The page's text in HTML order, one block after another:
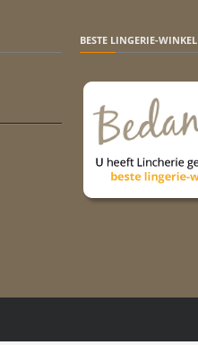
BESTE LINGERIE-WINKEL